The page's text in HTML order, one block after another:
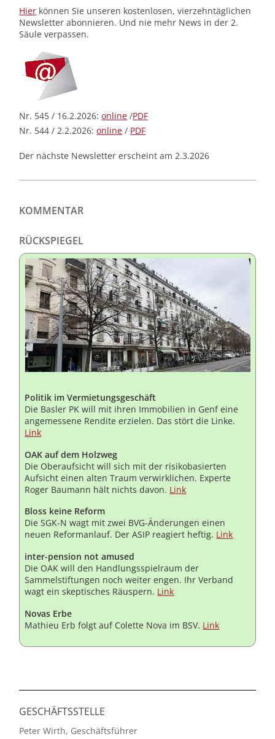
Hier können Sie unseren kostenlosen, vierzehntäglichen
Newsletter abonnieren. Und nie mehr News in der 2.
Säule verpassen.
Nr. 545 / 16.2.2026:online /PDF
Nr. 544 / 2.2.2026:online / PDF
Der nächste Newsletter erscheint am 2.3.2026
KOMMENTAR
RÜCKSPIEGEL
Politik im Vermietungsgeschäft
Die Basler PK will mit ihren Immobilien in Genf eine
angemessene Rendite erzielen. Das stört die Linke.
Link
OAK auf dem Holzweg
Die Oberaufsicht will sich mit der risikobasierten
Aufsicht einen alten Traum verwirklichen. Experte
Roger Baumann hält nichts davon. Link
Bloss keine Reform
Die SGK-N wagt mit zwei BVG-Änderungen einen
neuen Reformanlauf. Der ASIP reagiert heftig. Link
inter-pension not amused
Die OAK will den Handlungsspielraum der
Sammelstiftungen noch weiter engen. Ihr Verband
wagt ein skeptisches Räuspern. Link
Novas Erbe
Mathieu Erb folgt auf Colette Nova im BSV. Link
GESCHÄFTSSTELLE
Peter Wirth, Geschäftsführer